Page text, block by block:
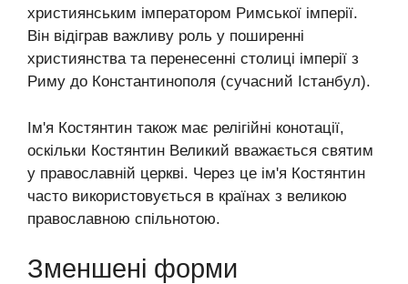
християнським імператором Римської імперії.
Він відіграв важливу роль у поширенні
християнства та перенесенні столиці імперії з
Риму до Константинополя (сучасний Істанбул).
Ім'я Костянтин також має релігійні конотації,
оскільки Костянтин Великий вважається святим
у православній церкві. Через це ім'я Костянтин
часто використовується в країнах з великою
православною спільнотою.
Зменшені форми